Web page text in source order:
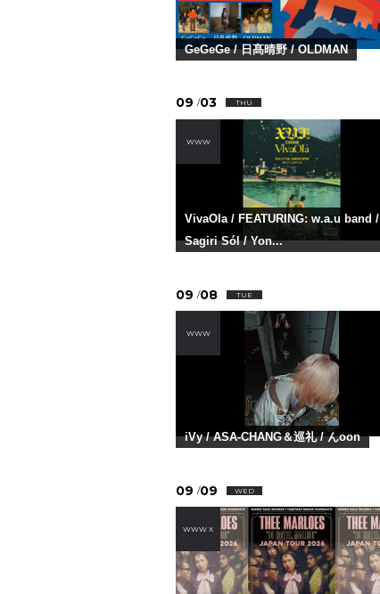
GeGeGe / 日髙晴野 / OLDMAN
09 /03 THU
WWW
VivaOla / FEATURING: w.a.u band /
Sagiri Sól / Yon...
09 /08 TUE
WWW
iVy / ASA-CHANG＆巡礼 / んoon
09 /09 WED
WWW X